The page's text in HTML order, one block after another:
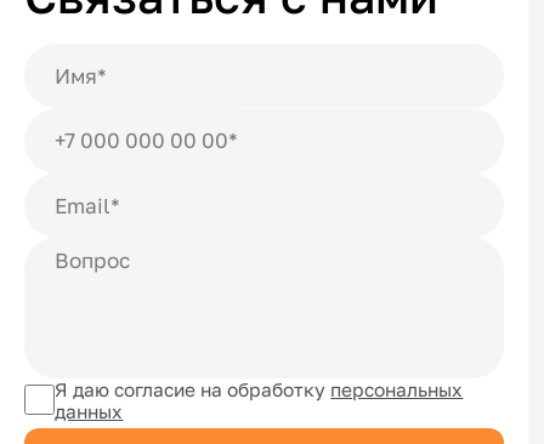
Я даю согласие на обработку персональных
данных